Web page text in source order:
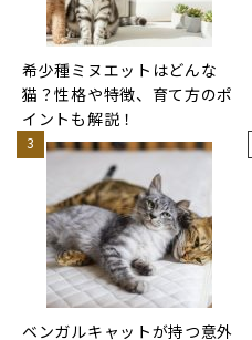
希少種ミヌエットはどんな
猫？性格や特徴、育て方のポ
イントも解説！
ベンガルキャットが持つ意外